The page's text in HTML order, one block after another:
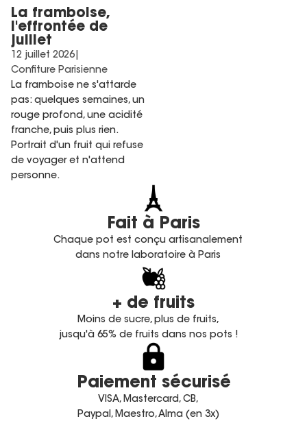
La framboise,
l'effrontée de
juillet
12 juillet 2026|
Confiture Parisienne
La framboise ne s'attarde
pas: quelques semaines, un
rouge profond, une acidité
franche, puis plus rien.
Portrait d'un fruit qui refuse
de voyager et n'attend
personne.
Fait à Paris
Chaque pot est conçu artisanalement
dans notre laboratoire à Paris
+ de fruits
Moins de sucre, plus de fruits,
jusqu'à 65% de fruits dans nos pots !
Paiement sécurisé
VISA, Mastercard, CB,
Paypal, Maestro, Alma (en 3x)